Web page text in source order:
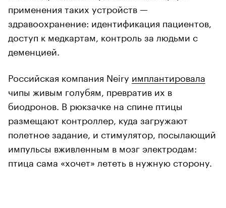
применения таких устройств —
здравоохранение: идентификация пациентов,
доступ к медкартам, контроль за людьми с
деменцией.
Российская компания Neiry имплантировала
чипы живым голубям, превратив их в
биодронов. В рюкзачке на спине птицы
размещают контроллер, куда загружают
полетное задание, и стимулятор, посылающий
импульсы вживленным в мозг электродам:
птица сама «хочет» лететь в нужную сторону.